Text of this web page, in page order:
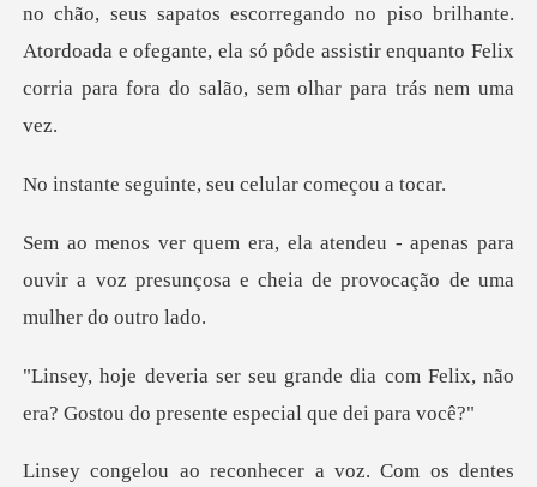
os escorregando no piso brilhante.
Atordoada e ofegante, ela só pôde assisti
nte, seu celular
penas para
ouvir a voz presunçosa e cheia
dia com Felix, não
era? Gostou do p